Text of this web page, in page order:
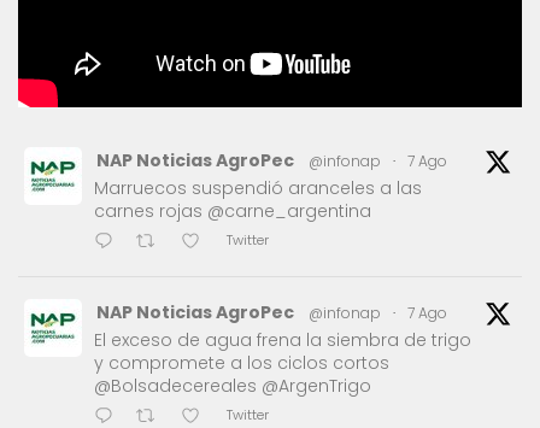
NAP Noticias AgroPec @infonap · 7 Ago
Marruecos suspendió aranceles a las
carnes rojas @carne_argentina
Twitter
NAP Noticias AgroPec @infonap · 7 Ago
El exceso de agua frena la siembra de trigo
y compromete a los ciclos cortos
@Bolsadecereales @ArgenTrigo
Twitter